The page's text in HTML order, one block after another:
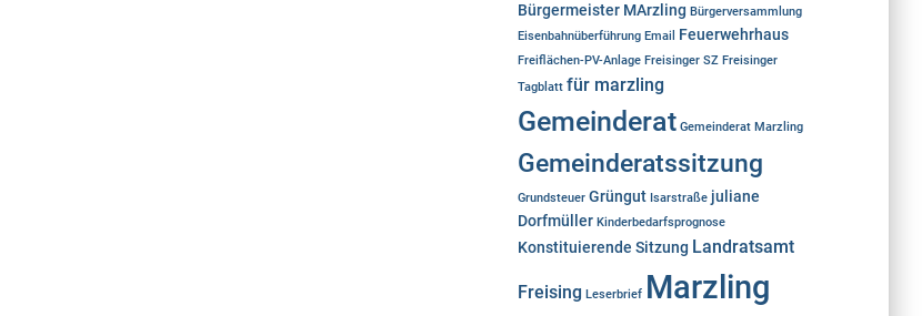
Bürgermeister MArzling Bürgerversammlung
Eisenbahnüberführung Email Feuerwehrhaus
Freiflächen-PV-Anlage Freisinger SZ Freisinger
Tagblatt für marzling
Gemeinderat Gemeinderat Marzling
Gemeinderatssitzung
Grundsteuer Grüngut Isarstraße juliane
Dorfmüller Kinderbedarfsprognose
Konstituierende Sitzung Landratsamt
Freising Leserbrief Marzling